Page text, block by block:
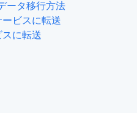
ータ移行方法
ビスに転送
に転送